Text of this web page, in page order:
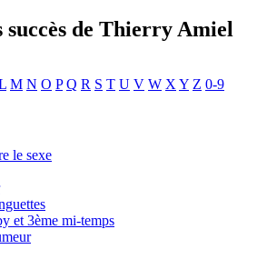
succès de Thierry Amiel
M N O P Q R S T U V W X Y Z 0-9
le sexe
et 3ème mi-temps